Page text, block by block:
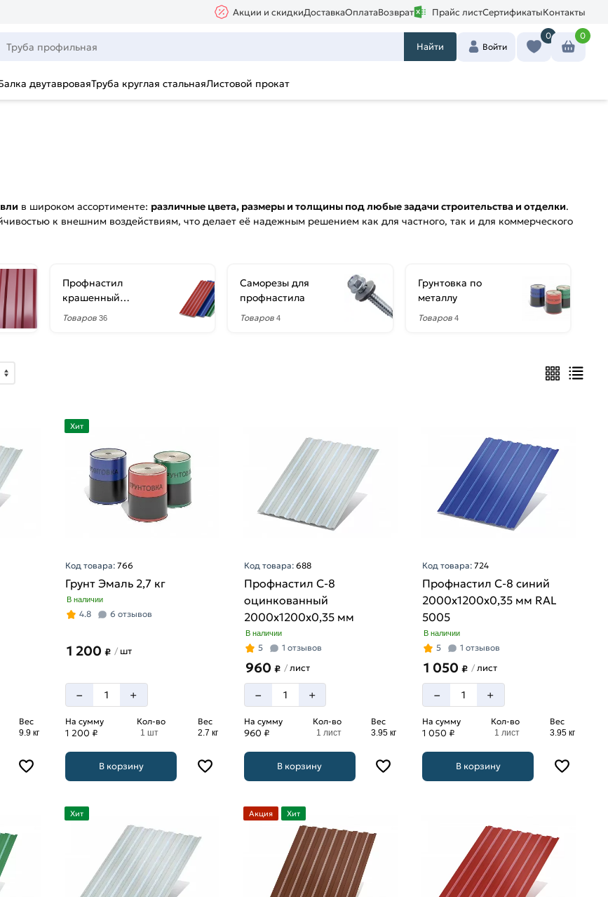
Акции и скидкиДоставкаОплатаВозврат Прайс листСертификатыКонтакты
Найти Войти
0 0
двутавроваяТруба круглая стальнаяЛистовой прокат
в широком ассортименте: различные цвета, размеры и толщины под любые задачи строительства и отделки.
к внешним воздействиям, что делает её надежным решением как для частного, так и для коммерческого
Профнастил
крашенный
двухсторонний
Товаров 36
Саморезы для
профнастила
Товаров 4
Грунтовка по
металлу
Товаров 4
Вес
9.9 кг
Хит
Код товара:766
Грунт Эмаль 2,7 кг
В наличии
4.8 6 отзывов
1 200₽ / шт
– +
На сумму
1 200 ₽
Кол-во
1 шт
Вес
2.7 кг
В корзину
Код товара: 688
Профнастил С-8
оцинкованный
2000х1200х0,35 мм
В наличии
5 1 отзывов
960 ₽ /лист
– +
На сумму
960 ₽
Кол-во
1 лист
Вес
3.95 кг
В корзину
Код товара:724
Профнастил С-8 синий
2000х1200х0,35 мм RAL
5005
В наличии
5 1 отзывов
1 050₽ / лист
– +
На сумму
1 050 ₽
Кол-во
1 лист
Вес
3.95 кг
В корзину
Хит Акция Хит